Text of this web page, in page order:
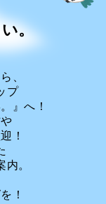
。
、
プ
』へ！
！
。
！